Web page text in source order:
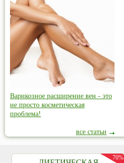
Варикозное расширение вен - это
не просто косметическая
проблема!
все статьи
70%